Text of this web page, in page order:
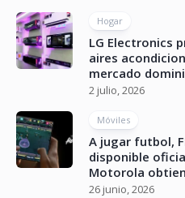
Hogar
LG Electronics
aires
mercado
2 julio, 2026
Móviles
A jugar futbol,
disponible
Motorola
26 junio, 2026